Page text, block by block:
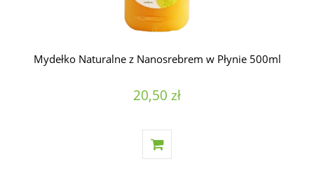
Mydełko Naturalne z Nanosrebrem w Płynie 500ml
20,50 zł